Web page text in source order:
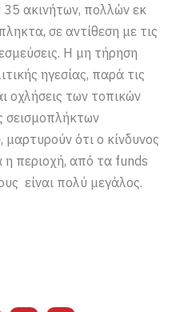
35 ακινήτων, πολλών εκ
σε αντίθεση με τις
Η μη τήρηση
ηγεσίας, παρά τις
οχλήσεις των τοπικών
σεισμοπλήκτων
ότι ο κίνδυνος
η περιοχή, από τα funds
είναι πολύ μεγάλος.